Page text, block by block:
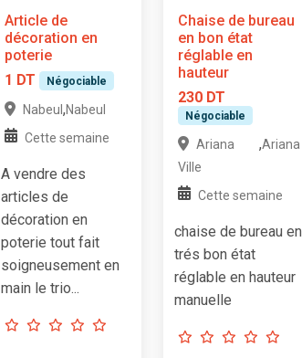
Article de
décoration en
poterie
1 DT
Négociable
Nabeul ,Nabeul
Cette semaine
A vendre des
articles de
décoration en
poterie tout fait
soigneusement en
main le trio...
Chaise de bureau
en bon état
réglable en
hauteur
230 DT
Négociable
Ariana
Ville
,Ariana
Cette semaine
chaise de bureau en
trés bon état
réglable en hauteur
manuelle